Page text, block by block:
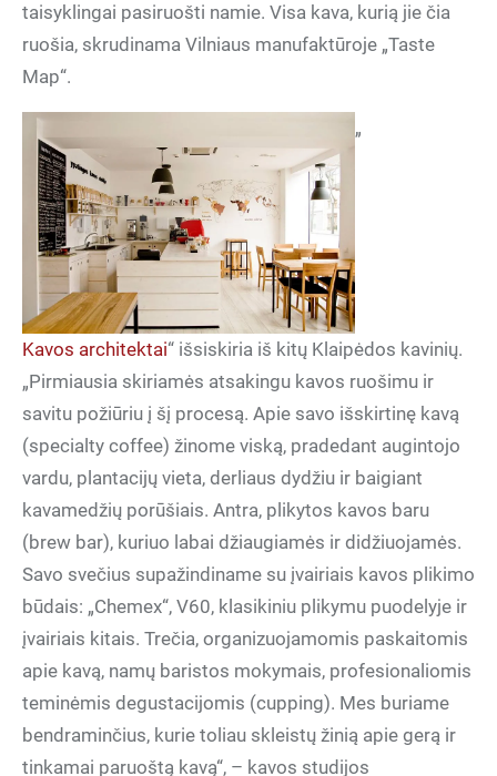
taisyklingai pasiruošti namie. Visa kava, kurią jie čia
ruošia, skrudinama Vilniaus manufaktūroje „Taste
Map“.
„
Kavos architektai“ išsiskiria iš kitų Klaipėdos kavinių.
„Pirmiausia skiriamės atsakingu kavos ruošimu ir
savitu požiūriu į šį procesą. Apie savo išskirtinę kavą
(specialty coffee) žinome viską, pradedant augintojo
vardu, plantacijų vieta, derliaus dydžiu ir baigiant
kavamedžių porūšiais. Antra, plikytos kavos baru
(brew bar), kuriuo labai džiaugiamės ir didžiuojamės.
Savo svečius supažindiname su įvairiais kavos plikimo
būdais: „Chemex“, V60, klasikiniu plikymu puodelyje ir
įvairiais kitais. Trečia, organizuojamomis paskaitomis
apie kavą, namų baristos mokymais, profesionaliomis
teminėmis degustacijomis (cupping). Mes buriame
bendraminčius, kurie toliau skleistų žinią apie gerą ir
tinkamai paruoštą kavą“, – kavos studijos